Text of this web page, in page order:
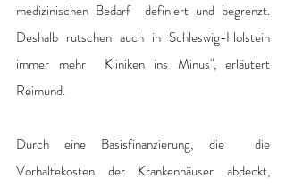
medizinischen Bedarf  definiert und begrenzt.
Deshalb rutschen auch in Schleswig-Holstein
immer mehr  Kliniken ins Minus", erläutert
Reimund.
Durch eine Basisfinanzierung, die  die
Vorhaltekosten der Krankenhäuser abdeckt,